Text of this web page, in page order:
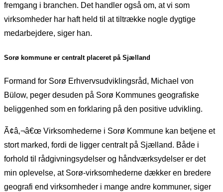
fremgang i branchen. Det handler også om, at vi som
virksomheder har haft held til at tiltrække nogle dygtige
medarbejdere, siger han.
Sorø kommune er centralt placeret på Sjælland
Formand for Sorø Erhvervsudviklingsråd, Michael von
Bülow, peger desuden på Sorø Kommunes geografiske
beliggenhed som en forklaring på den positive udvikling.
Ã¢â‚¬â€œ Virksomhederne i Sorø Kommune kan betjene et
stort marked, fordi de ligger centralt på Sjælland. Både i
forhold til rådgivningsydelser og håndværksydelser er det
min oplevelse, at Sorø-virksomhederne dækker en bredere
geografi end virksomheder i mange andre kommuner, siger